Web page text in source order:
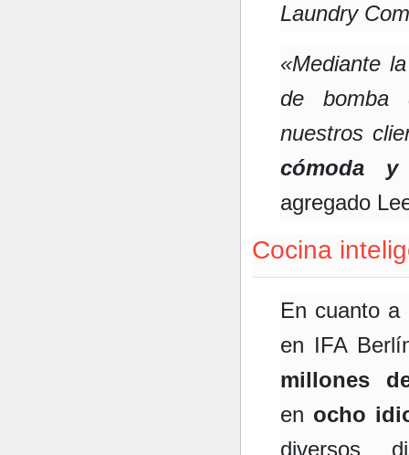
Laundry
«Mediante
de bomba
nuestros
cómoda y
agregado
Cocina
En cuanto a
en IFA
millones
en ocho
diversos